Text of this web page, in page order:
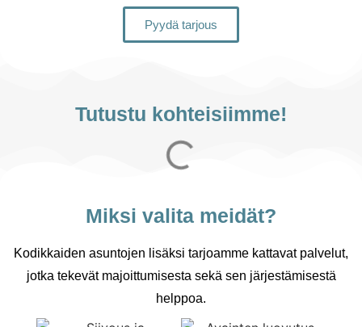
Pyydä tarjous
Tutustu kohteisiimme!
Miksi valita meidät?
Kodikkaiden asuntojen lisäksi tarjoamme kattavat palvelut,
jotka tekevät majoittumisesta sekä sen järjestämisestä
helppoa.